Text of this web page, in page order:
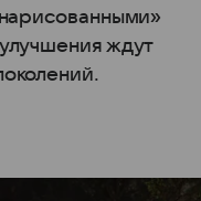
ждут